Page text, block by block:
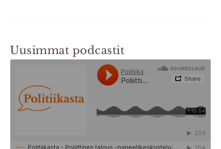
Uusimmat podcastit